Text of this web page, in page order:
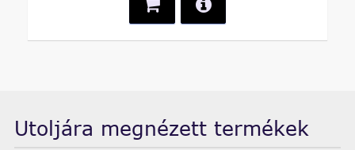
Utoljára megnézett termékek